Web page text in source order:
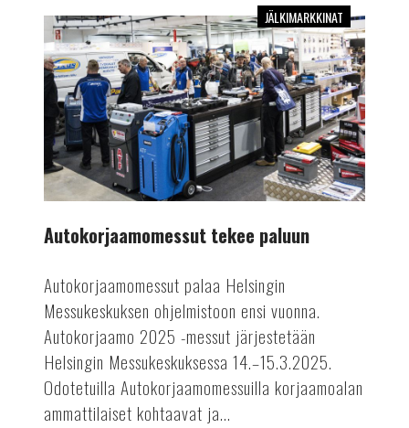
Autokorjaamomessut
tekee
paluun
JÄLKIMARKKINAT
Autokorjaamomessut tekee paluun
Autokorjaamomessut palaa Helsingin
Messukeskuksen ohjelmistoon ensi vuonna.
Autokorjaamo 2025 -messut järjestetään
Helsingin Messukeskuksessa 14.–15.3.2025.
Odotetuilla Autokorjaamomessuilla korjaamoalan
ammattilaiset kohtaavat ja...